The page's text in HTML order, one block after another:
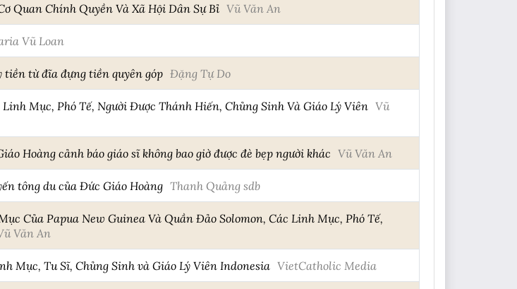
Quan Chính Quyền Và Xã Hội Dân Sự Bỉ Vũ Văn An
Vũ Loan
tiền từ đĩa đựng tiền quyên góp Đặng Tự Do
Mục, Phó Tế, Người Được Thánh Hiến, Chủng Sinh Và Giáo Lý Viên Vũ
Hoàng cảnh báo giáo sĩ không bao giờ được đè bẹp người khác Vũ Văn An
tông du của Đức Giáo Hoàng Thanh Quảng sdb
Của Papua New Guinea Và Quần Đảo Solomon, Các Linh Mục, Phó Tế,
Văn An
Mục, Tu Sĩ, Chủng Sinh và Giáo Lý Viên Indonesia VietCatholic Media